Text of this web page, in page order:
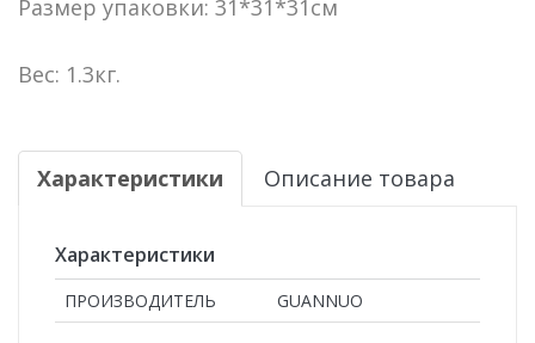
Размер упаковки: 31*31*31см
Вес: 1.3кг.
Характеристики Описание товара
Характеристики
ПРОИЗВОДИТЕЛЬ GUANNUO